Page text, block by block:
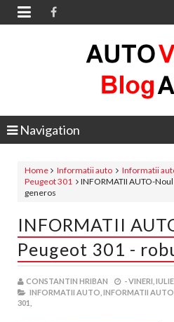

Navigation
Home Informatii auto Informatii
Peugeot 301
INFORMATII AUTO-
generos
INFORMATII
Peugeot 301 -
CONSTANTIN HRIBAN -VINERI,
INFORMATII AUTO, INFORMATII AUTO
301,